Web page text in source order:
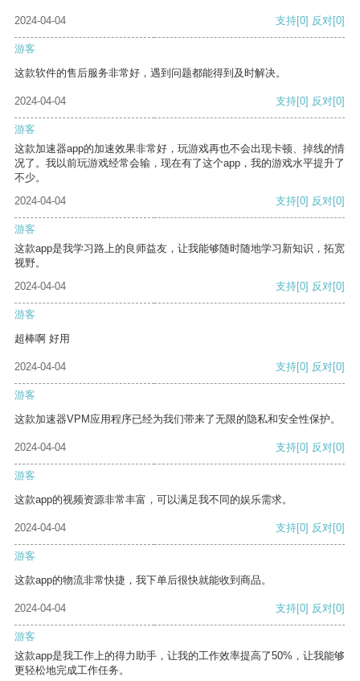
2024-04-04 支持[0] 反对[0]
游客
这款软件的售后服务非常好，遇到问题都能得到及时解决。
2024-04-04 支持[0] 反对[0]
游客
这款加速器app的加速效果非常好，玩游戏再也不会出现卡顿、掉线的情
况了。我以前玩游戏经常会输，现在有了这个app，我的游戏水平提升了
不少。
2024-04-04
支持[0] 反对[0]
游客
这款app是我学习路上的良师益友，让我能够随时随地学习新知识，拓宽
视野。
2024-04-04
支持[0] 反对[0]
游客
超棒啊 好用
2024-04-04 支持[0] 反对[0]
游客
这款加速器VPM应用程序已经为我们带来了无限的隐私和安全性保护。
2024-04-04 支持[0] 反对[0]
游客
这款app的视频资源非常丰富，可以满足我不同的娱乐需求。
2024-04-04 支持[0] 反对[0]
游客
这款app的物流非常快捷，我下单后很快就能收到商品。
2024-04-04 支持[0] 反对[0]
游客
这款app是我工作上的得力助手，让我的工作效率提高了50%，让我能够
更轻松地完成工作任务。